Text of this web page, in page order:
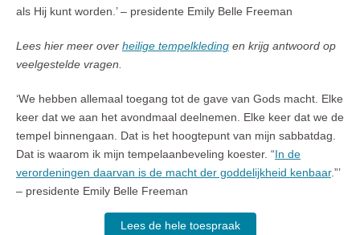
als Hij kunt worden.’ – presidente Emily Belle Freeman
Lees hier meer over heilige tempelkleding en krijg antwoord op
veelgestelde vragen.
‘We hebben allemaal toegang tot de gave van Gods macht. Elke
keer dat we aan het avondmaal deelnemen. Elke keer dat we de
tempel binnengaan. Dat is het hoogtepunt van mijn sabbatdag.
Dat is waarom ik mijn tempelaanbeveling koester. “In de
verordeningen daarvan is de macht der goddelijkheid kenbaar.”’
– presidente Emily Belle Freeman
Lees de hele toespraak